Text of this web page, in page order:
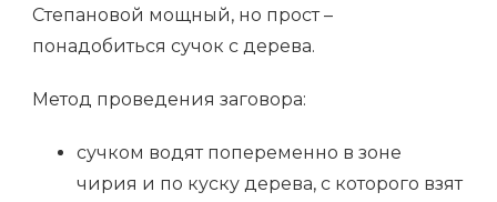
Степановой мощный, но прост –
понадобиться сучок с дерева.
Метод проведения заговора:
сучком водят попеременно в зоне
чирия и по куску дерева, с которого взят